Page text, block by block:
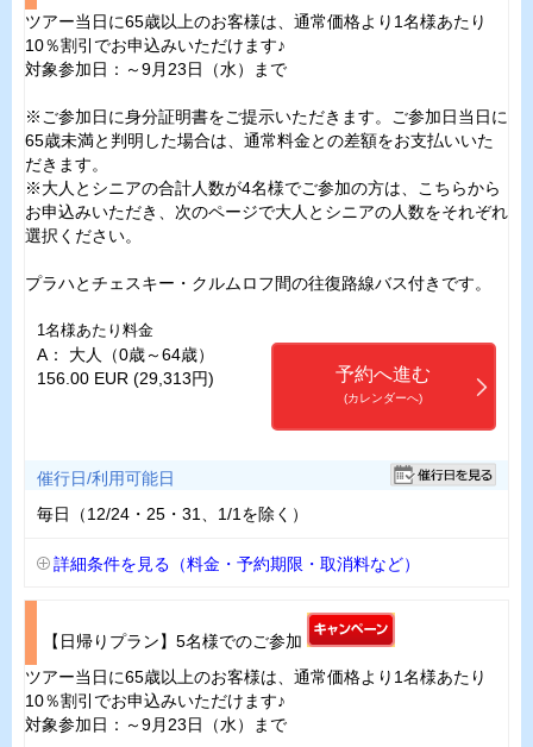
ツアー当日に65歳以上のお客様は、通常価格より1名様あたり
10％割引でお申込みいただけます♪
対象参加日：～9月23日（水）まで
※ご参加日に身分証明書をご提示いただきます。ご参加日当日に
65歳未満と判明した場合は、通常料金との差額をお支払いいた
だきます。
※大人とシニアの合計人数が4名様でご参加の方は、こちらから
お申込みいただき、次のページで大人とシニアの人数をそれぞれ
選択ください。
プラハとチェスキー・クルムロフ間の往復路線バス付きです。
1名様あたり料金
A： 大人（0歳～64歳）
156.00 EUR (29,313円)
予約へ進む
(カレンダーへ)
催行日/利用可能日
毎日（12/24・25・31、1/1を除く）
詳細条件を見る（料金・予約期限・取消料など）
【日帰りプラン】5名様でのご参加
ツアー当日に65歳以上のお客様は、通常価格より1名様あたり
10％割引でお申込みいただけます♪
対象参加日：～9月23日（水）まで